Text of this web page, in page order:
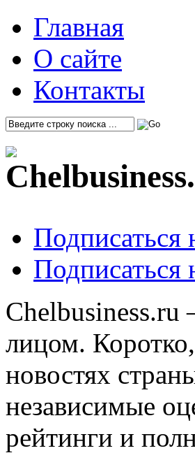
Главная
О сайте
Контакты
Подписаться
Подписаться
Chelbusiness.ru
лицом.
новостях
независимые
рейтинги и